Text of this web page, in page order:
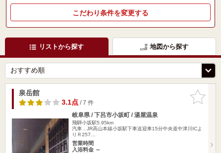
こだわり条件を変更する
リストから探す 地図から探す
お気に入
りに追加
泉岳館
3.1点/ 7 件
岐阜県 / 下呂市小坂町 / 湯屋温泉
飛騨小坂駅5.95km
汽車．JR高山本線小坂駅下車送迎車15分中央道中津川ICよ
りＲ257…
営業時間
入浴料金 ～